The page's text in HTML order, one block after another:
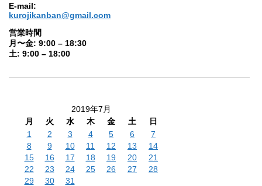
E-mail:
kurojikanban@gmail.com
営業時間
月〜金: 9:00 – 18:30
土: 9:00 – 18:00
2019年7月
月
火 水 木 金 土
日
1
2 3 4 5 6
7
8
9 10 11 12 13
14
15
16 17 18 19 20
21
22
23 24 25 26 27
28
29
30
31